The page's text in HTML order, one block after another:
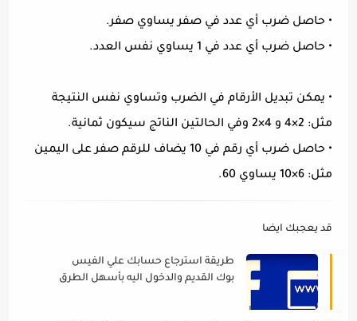
• حاصل ضرب أي عدد في صفر يساوي صفر.
• حاصل ضرب أي عدد في 1 يساوي نفس العدد.
• يمكن تبديل الأرقام في الضرب وتساوي نفس النتيجة
مثل: 2×4 و 4×2 وفي الحالتين الناتج سيكون ثمانية.
•
حاصل ضرب أي رقم في 10 يضاف للرقم صفر على اليمين
مثل: 6×10 يساوي 60.
قد يعجبك ايضا
طريقة استرجاع حسابك علي الفيس
بوك القديم والدخول اليه بأسهل الطرق